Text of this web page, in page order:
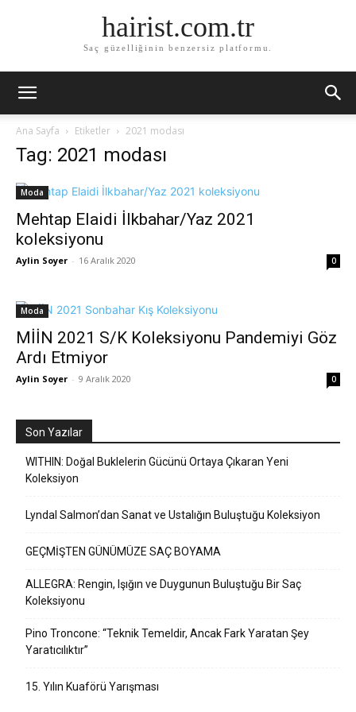
hairist.com.tr
Saç güzelliğinin benzersiz platformu.
Ana Sayfa Etiketler 2021 modası
Tag: 2021 modası
Moda
Mehtap Elaidi İlkbahar/Yaz 2021
koleksiyonu
Aylin Soyer - 16 Aralık 2020 0
Moda
MİİN 2021 S/K Koleksiyonu Pandemiyi Göz
Ardı Etmiyor
Aylin Soyer - 9 Aralık 2020 0
Son Yazılar
WITHIN: Doğal Buklelerin Gücünü Ortaya Çıkaran Yeni
Koleksiyon
Lyndal Salmon’dan Sanat ve Ustalığın Buluştuğu Koleksiyon
GEÇMİŞTEN GÜNÜMÜZE SAÇ BOYAMA
ALLEGRA: Rengin, Işığın ve Duygunun Buluştuğu Bir Saç
Koleksiyonu
Pino Troncone: “Teknik Temeldir, Ancak Fark Yaratan Şey
Yaratıcılıktır”
15. Yılın Kuaförü Yarışması